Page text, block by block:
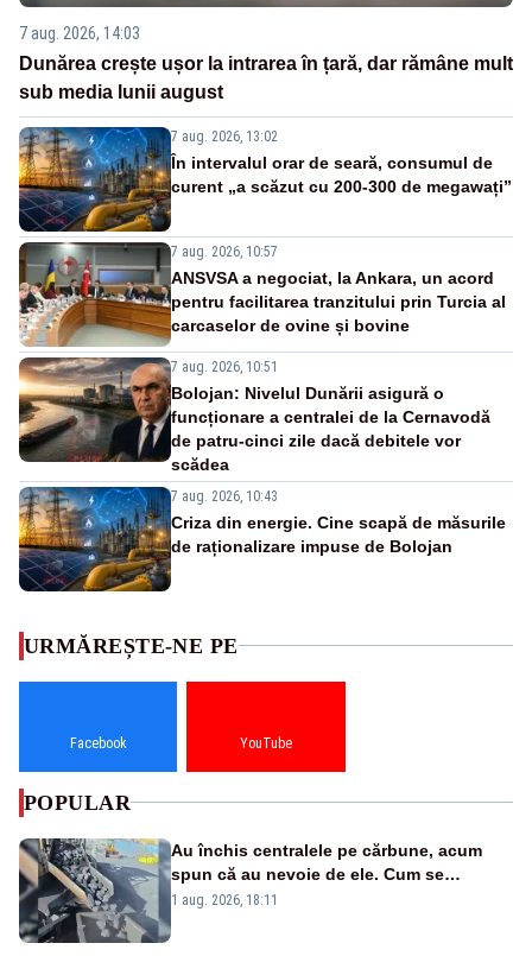
7 aug. 2026, 14:03
Dunărea crește ușor la intrarea în țară, dar rămâne mult
sub media lunii august
7 aug. 2026, 13:02
În intervalul orar de seară, consumul de
curent „a scăzut cu 200-300 de megawați”
7 aug. 2026, 10:57
ANSVSA a negociat, la Ankara, un acord
pentru facilitarea tranzitului prin Turcia al
carcaselor de ovine și bovine
7 aug. 2026, 10:51
Bolojan: Nivelul Dunării asigură o
funcționare a centralei de la Cernavodă
de patru-cinci zile dacă debitele vor
scădea
7 aug. 2026, 10:43
Criza din energie. Cine scapă de măsurile
de raționalizare impuse de Bolojan
URMĂREȘTE-NE PE
Facebook YouTube
POPULAR
Au închis centralele pe cărbune, acum
spun că au nevoie de ele. Cum se
pasează vina în plină criză energetică
1 aug. 2026, 18:11